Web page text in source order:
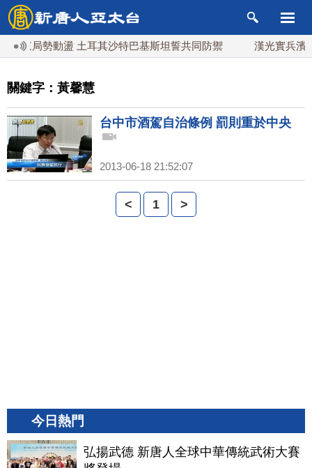
中東局勢動盪 土耳其沙特巴基斯坦誓共同防禦 漢光實兵濱
關鍵字：黃馨慧
台中市酒駕自治條例 罰則重於中央
2013-06-18 21:52:07
< 1 >
今日熱門
弘揚武德 新唐人全球中華傳統武術大賽